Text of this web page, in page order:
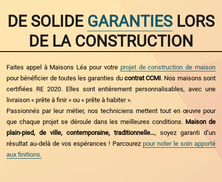
DE SOLIDE GARANTIES LORS
DE LA CONSTRUCTION
Faites appel à Maisons Léa pour votre projet de construction de maison
pour bénéficier de toutes les garanties du contrat CCMI. Nos maisons sont
certifiées RE 2020. Elles sont entièrement personnalisables, avec une
livraison « prête à finir » ou « prête à habiter ».
Passionnés par leur métier, nos techniciens mettent tout en œuvre pour
que chaque projet se déroule dans les meilleures conditions. Maison de
plain-pied, de ville, contemporaine, traditionnelle…, soyez garanti d’un
résultat au-delà de vos espérances ! Parcourez pour noter le soin apporté
aux finitions.